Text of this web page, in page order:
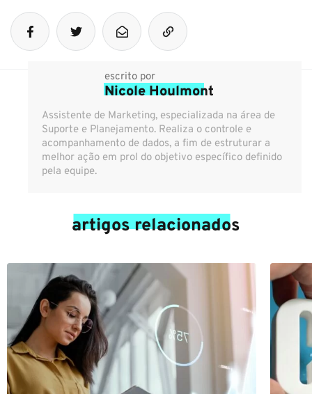
escrito por
Nicole Houlmont
Assistente de Marketing, especializada na área de
Suporte e Planejamento. Realiza o controle e
acompanhamento de dados, a fim de estruturar a
melhor ação em prol do objetivo específico definido
pela equipe.
artigos relacionados